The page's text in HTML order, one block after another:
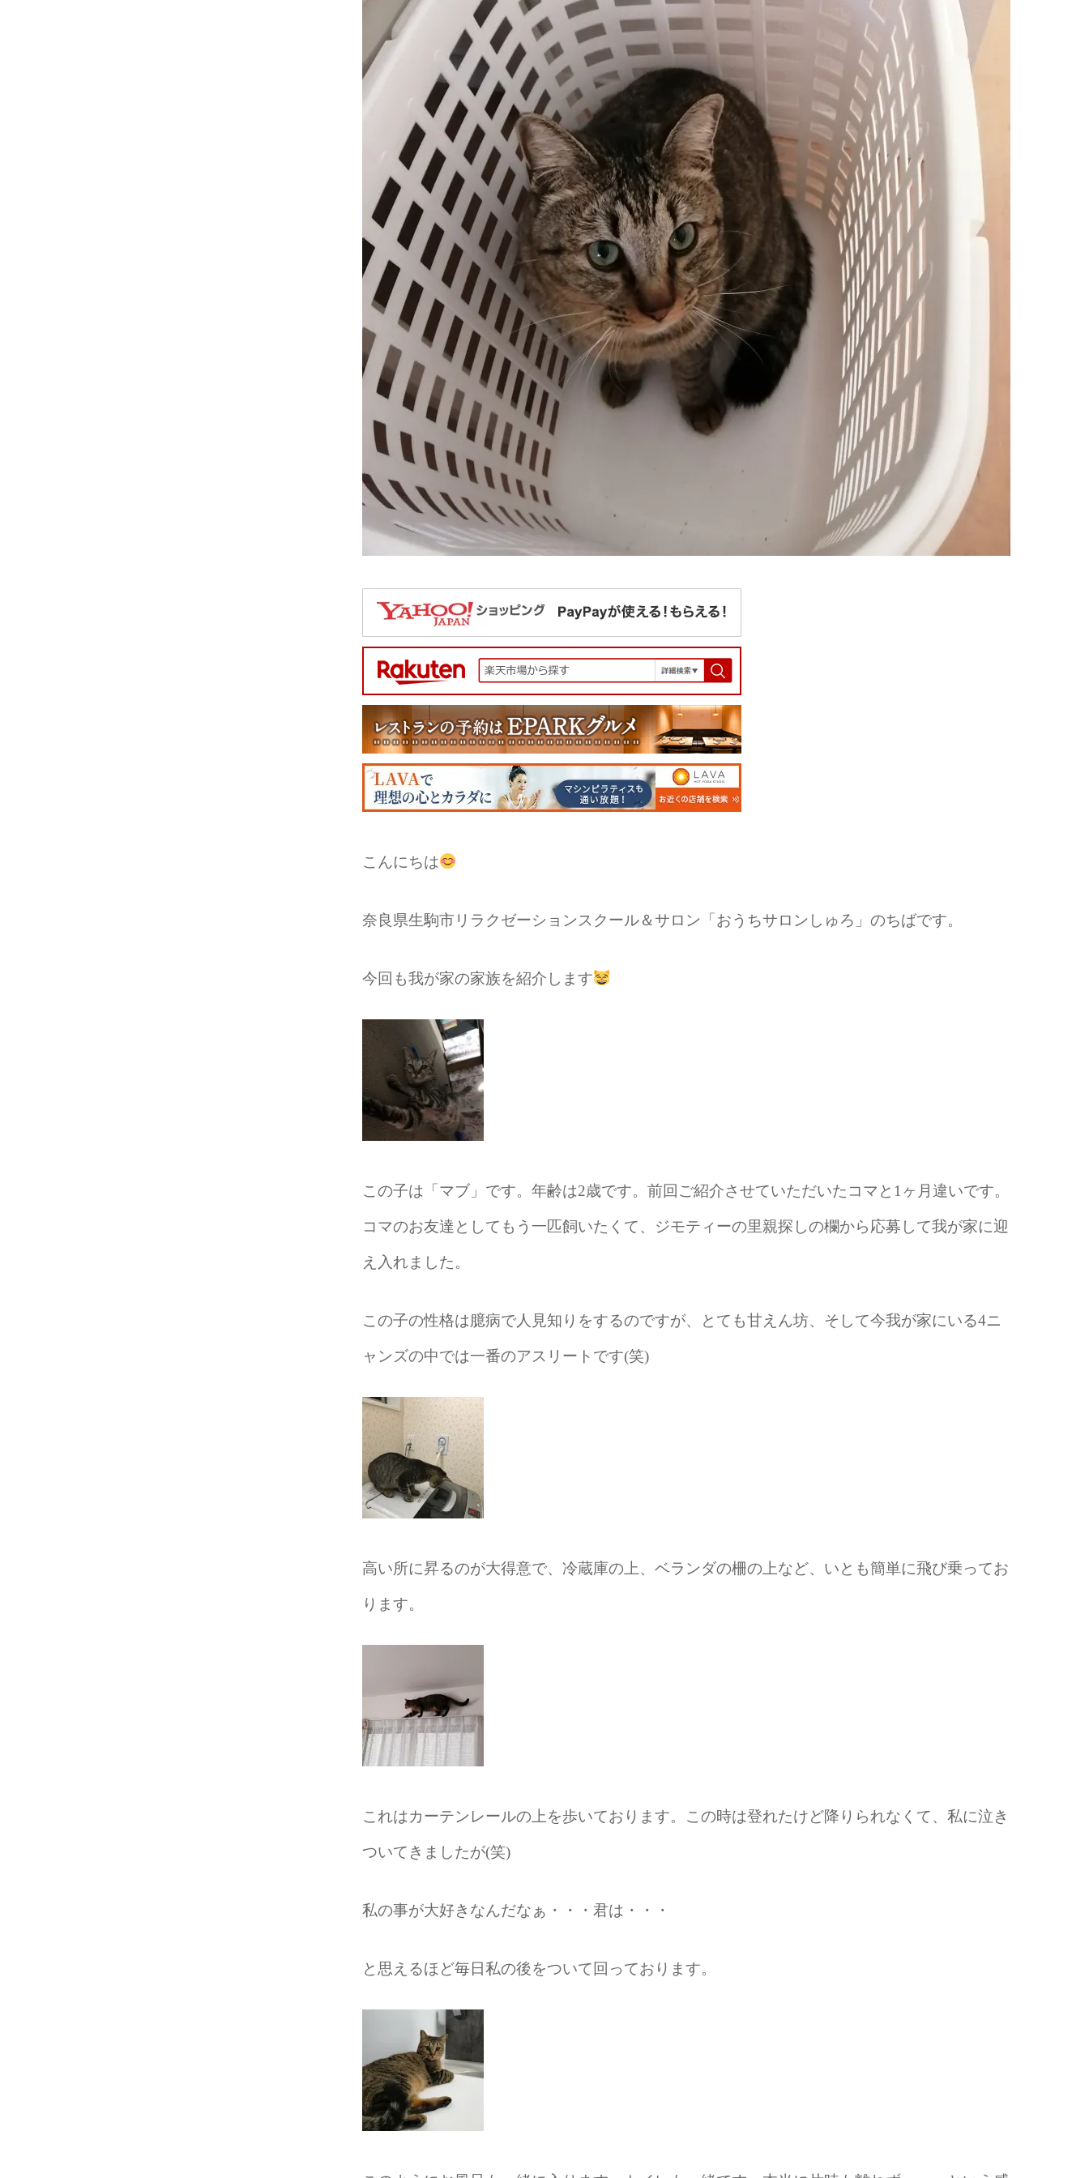
こんにちは
奈良県生駒市リラクゼーションスクール＆サロン「おうちサロンしゅろ」のちばです。
今回も我が家の家族を紹介します
この子は「マブ」です。年齢は2歳です。前回ご紹介させていただいたコマと1ヶ月違いです。
コマのお友達としてもう一匹飼いたくて、ジモティーの里親探しの欄から応募して我が家に迎
え入れました。
この子の性格は臆病で人見知りをするのですが、とても甘えん坊、そして今我が家にいる4ニ
ャンズの中では一番のアスリートです(笑)
高い所に昇るのが大得意で、冷蔵庫の上、ベランダの柵の上など、いとも簡単に飛び乗ってお
ります。
これはカーテンレールの上を歩いております。この時は登れたけど降りられなくて、私に泣き
ついてきましたが(笑)
私の事が大好きなんだなぁ・・・君は・・・
と思えるほど毎日私の後をついて回っております。